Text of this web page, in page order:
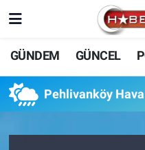
GÜNDEM GÜNCEL
Pehlivanköy
Nöbetçi Eczaneler
Hava Durumu